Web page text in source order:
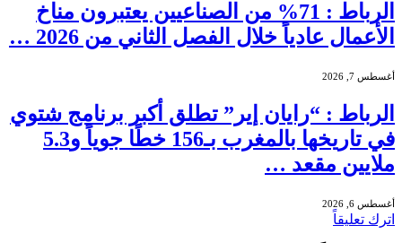
الرباط : 71% من الصناعيين يعتبرون مناخ
الأعمال عادياً خلال الفصل الثاني من 2026 …
أغسطس 7, 2026
الرباط : “رايان إير” تطلق أكبر برنامج شتوي
في تاريخها بالمغرب بـ156 خطًا جوياً و5.3
ملايين مقعد …
أغسطس 6, 2026
اترك تعليقاً